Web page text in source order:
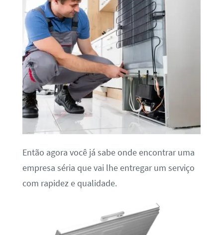
Então agora você já sabe onde encontrar uma
empresa séria que vai lhe entregar um serviço
com rapidez e qualidade.